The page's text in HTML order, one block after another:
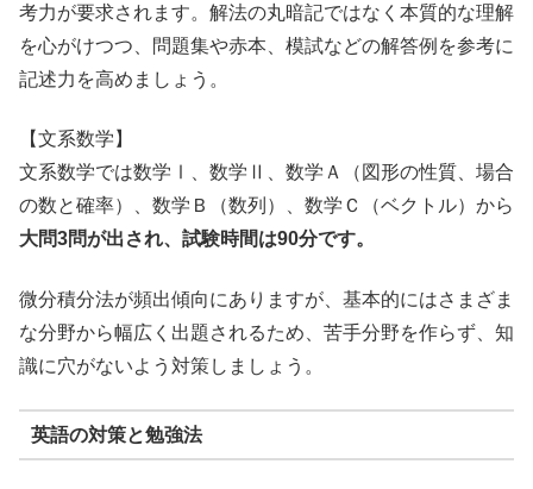
考力が要求されます。解法の丸暗記ではなく本質的な理解
を心がけつつ、問題集や赤本、模試などの解答例を参考に
記述力を高めましょう。
【文系数学】
文系数学では数学Ⅰ、数学Ⅱ、数学Ａ（図形の性質、場合
の数と確率）、数学Ｂ（数列）、数学Ｃ（ベクトル）から
大問3問が出され、試験時間は90分です。
微分積分法が頻出傾向にありますが、基本的にはさまざま
な分野から幅広く出題されるため、苦手分野を作らず、知
識に穴がないよう対策しましょう。
英語の対策と勉強法